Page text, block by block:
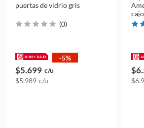
puertas de vidrio gris
(0)
-5%
$5.699 c/u
$5.989 c/u